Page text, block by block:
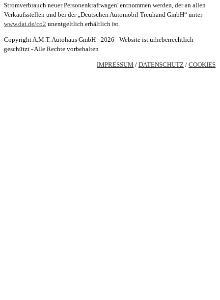
Stromverbrauch neuer Personenkraftwagen' entnommen werden, der an allen
Verkaufsstellen und bei der „Deutschen Automobil Treuhand GmbH“ unter
www.dat.de/co2 unentgeltlich erhältlich ist.
Copyright A.M.T. Autohaus GmbH - 2026 - Website ist urheberrechtlich
geschützt - Alle Rechte vorbehalten
IMPRESSUM / DATENSCHUTZ / COOKIES